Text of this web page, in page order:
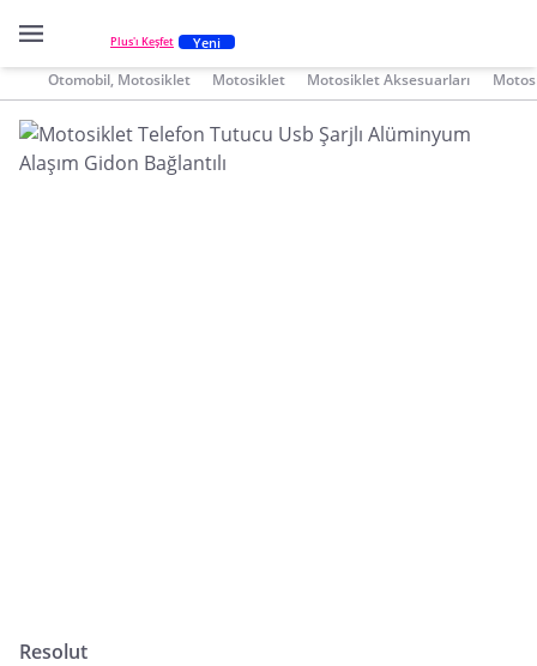
Plus'ı Keşfet Yeni
Otomobil, Motosiklet Motosiklet Motosiklet Aksesuarları
Resolut